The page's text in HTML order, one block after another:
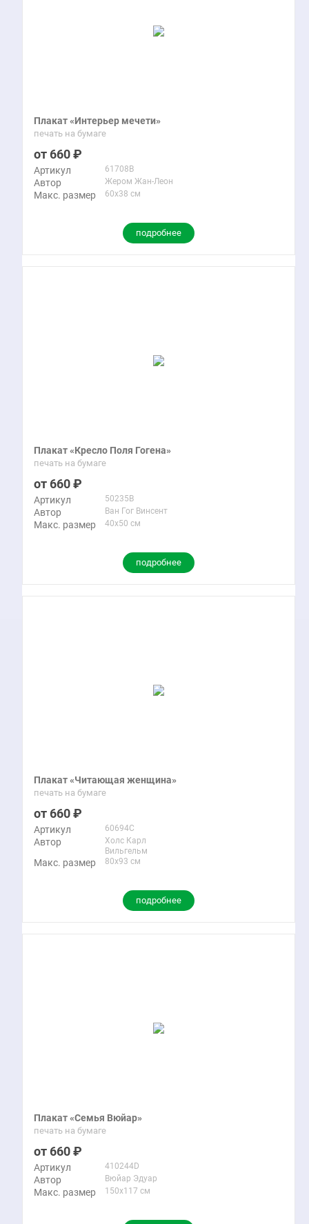
Плакат «Интерьер мечети»
печать на бумаге
660
Артикул 61708B
Автор Жером Жан-Леон
Макс. размер 60x38 см
подробнее
Плакат «Кресло Поля Гогена»
печать на бумаге
660
Артикул 50235B
Автор Ван Гог Винсент
Макс. размер 40x50 см
подробнее
Плакат «Читающая женщина»
печать на бумаге
660
Артикул 60694C
Автор
Холс Карл
Вильгельм
Макс. размер 80x93 см
подробнее
Плакат «Семья Вюйар»
печать на бумаге
660
Артикул 410244D
Автор Вюйар Эдуар
Макс. размер 150x117 см